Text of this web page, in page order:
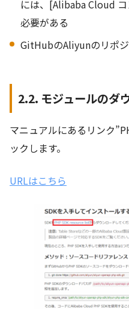
には、[Alibaba Cloud
必要がある
GitHubのAliyunのリポ
2.2. モジュールのダ
マニュアルにあるリンク
ックします。
URLはこちら